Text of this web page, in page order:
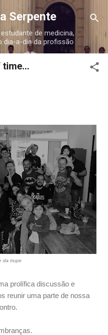
principal
Serpente
de medicina,
dia-a-dia da profissão
da trupe
prolífica discussão e
reunir uma parte de nossa